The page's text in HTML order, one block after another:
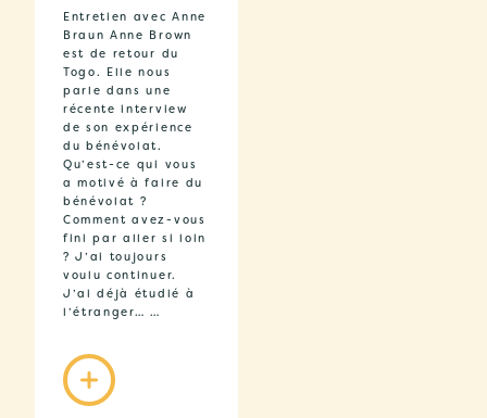
Entretien avec Anne
Braun Anne Brown
est de retour du
Togo. Elle nous
parle dans une
récente interview
de son expérience
du bénévolat.
Qu’est-ce qui vous
a motivé à faire du
bénévolat ?
Comment avez-vous
fini par aller si loin
? J’ai toujours
voulu continuer.
J’ai déjà étudié à
l’étranger… …